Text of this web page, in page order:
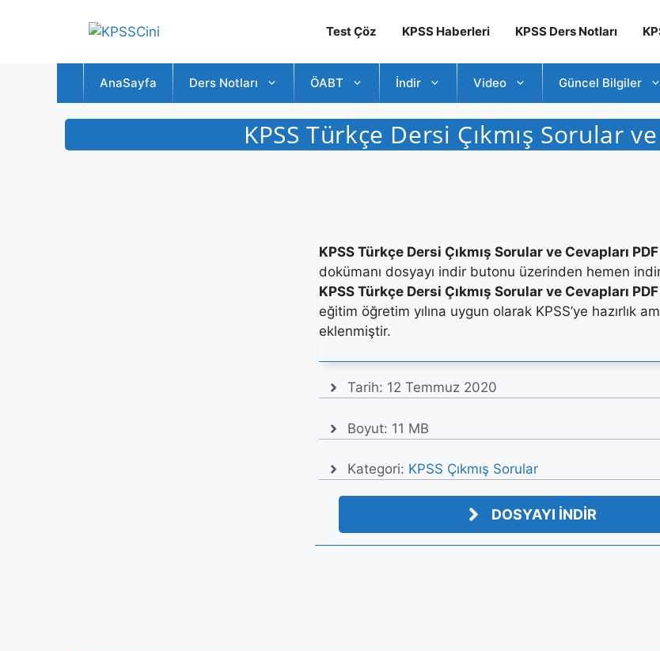
Test Çöz KPSS Haberleri KPSS Ders Notları
AnaSayfa Ders Notları ÖABT İndir Video Güncel Bilgiler
KPSS Türkçe Dersi Çıkmış Sorular
KPSS Türkçe Dersi Çıkmış Sorular ve Cevapları PDF
dokümanı dosyayı indir butonu üzerinden hemen
KPSS Türkçe Dersi Çıkmış Sorular ve Cevapları PDF
eğitim öğretim yılına uygun olarak KPSS’ye hazırlık
eklenmiştir.
Tarih: 12 Temmuz 2020
Boyut: 11 MB
Kategori: KPSS Çıkmış Sorular
DOSYAYI İNDİR